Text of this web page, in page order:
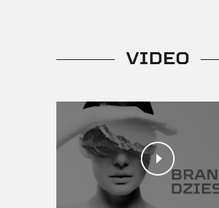
vēlas iestudēt. Dailes
iekļauts Latvijas Kultūras
Tas saplūdināja tā laika
praksē iespējamo un
neiespējamo, ar
askētiskiem līdzekļiem
prātu atstulbinošu
VIDEO